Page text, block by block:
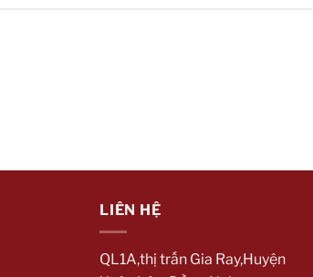
LIÊN HỆ
QL1A,thị trấn Gia Ray,Huyện